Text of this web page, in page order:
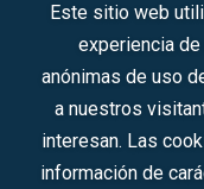
Sociedad Mercantil
Este sitio web
experiencia
anónimas de uso
a nuestros
interesan. Las
información de